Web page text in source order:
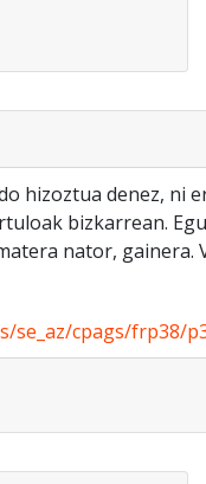
hizoztua denez, ni
bizkarrean.
nator, gainera.
se_az/cpags/frp38/